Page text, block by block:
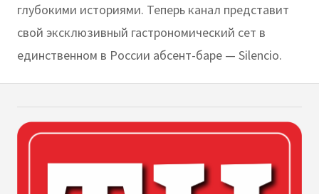
глубокими историями. Теперь канал представит
свой эксклюзивный гастрономический сет в
единственном в России абсент-баре — Silencio.